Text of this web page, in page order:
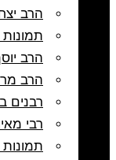
הרב
הרב
הרב
רבנים
רבי